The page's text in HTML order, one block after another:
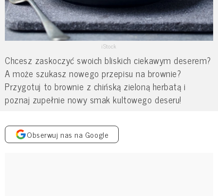
iStock
Chcesz zaskoczyć swoich bliskich ciekawym deserem?
A może szukasz nowego przepisu na brownie?
Przygotuj to brownie z chińską zieloną herbatą i
poznaj zupełnie nowy smak kultowego deseru!
Obserwuj nas na Google